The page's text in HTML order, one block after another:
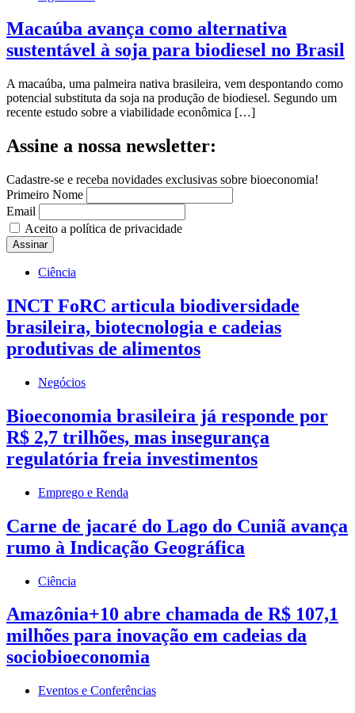
Macaúba avança como alternativa
sustentável à soja para biodiesel no Brasil
A macaúba, uma palmeira nativa brasileira, vem despontando como
potencial substituta da soja na produção de biodiesel. Segundo um
recente estudo sobre a viabilidade econômica […]
Assine a nossa newsletter:
Cadastre-se e receba novidades exclusivas sobre bioeconomia!
Primeiro Nome
Email
Aceito a política de privacidade
Ciência
INCT FoRC articula biodiversidade
brasileira, biotecnologia e cadeias
produtivas de alimentos
Negócios
Bioeconomia brasileira já responde por
R$ 2,7 trilhões, mas insegurança
regulatória freia investimentos
Emprego e Renda
Carne de jacaré do Lago do Cuniã avança
rumo à Indicação Geográfica
Ciência
Amazônia+10 abre chamada de R$ 107,1
milhões para inovação em cadeias da
sociobioeconomia
Eventos e Conferências